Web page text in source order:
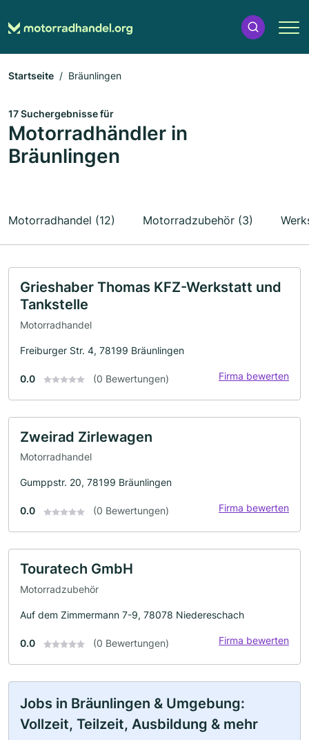
Startseite Bräunlingen
17 Suchergebnisse für
Motorradhändler in
Bräunlingen
Motorradhandel (12) Motorradzubehör (3)
Grieshaber Thomas KFZ-Werkstatt und
Tankstelle
Motorradhandel
Freiburger Str. 4, 78199 Bräunlingen
0.0 (0 Bewertungen) Firma bewerten
Zweirad Zirlewagen
Motorradhandel
Gumppstr. 20, 78199 Bräunlingen
0.0 (0 Bewertungen) Firma bewerten
Touratech GmbH
Motorradzubehör
Auf dem Zimmermann 7-9, 78078 Niedereschach
0.0 (0 Bewertungen) Firma bewerten
Jobs in Bräunlingen & Umgebung:
Vollzeit, Teilzeit, Ausbildung & mehr